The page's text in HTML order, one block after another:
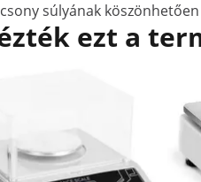
súlyának
ezt a